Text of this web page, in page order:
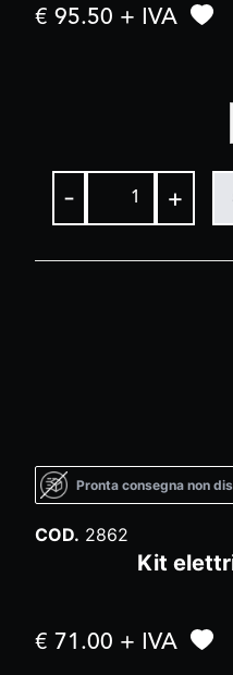
€ 95.50 + IVA
- +
Pronta consegna non
COD. 2862
Kit
€ 71.00 + IVA